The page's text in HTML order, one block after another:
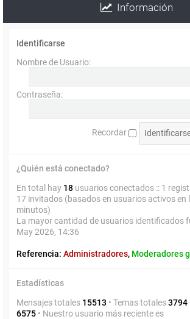
Información
Identificarse
Nombre de Usuario:
Contraseña:
Recordar
¿Quién está conectado?
En total hay 18 usuarios conectados :: 1
17 invitados (basados en usuarios activos en
minutos)
La mayor cantidad de usuarios identificados
May 2026, 14:36
Referencia: Administradores, Moderadores
Estadísticas
Mensajes totales 15513 • Temas totales3794
6575 • Nuestro usuario más reciente es